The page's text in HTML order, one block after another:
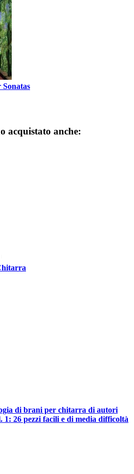
acquistato anche:
di brani per chitarra di autori
1: 26 pezzi facili e di media difficoltà